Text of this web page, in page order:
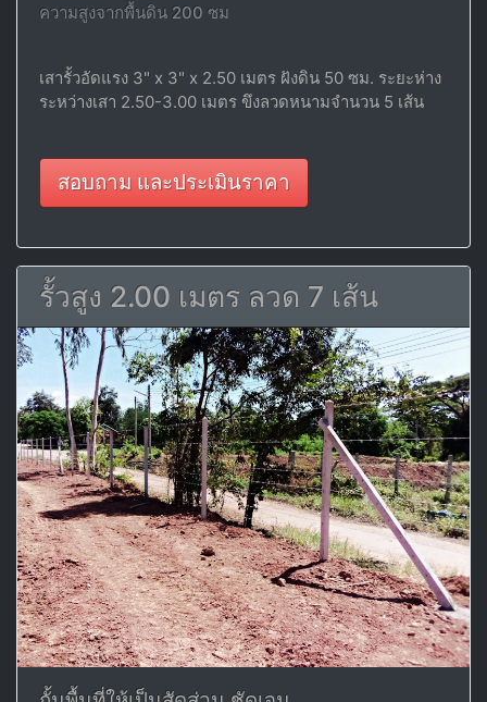
ความสูงจากพื้นดิน 200 ซม
เสารั้วอัดแรง 3" x 3" x 2.50 เมตร ฝังดิน 50 ซม. ระยะห่าง
ระหว่างเสา 2.50-3.00 เมตร ขึงลวดหนามจำนวน 5 เส้น
สอบถาม และประเมินราคา
รั้วสูง 2.00 เมตร ลวด 7 เส้น